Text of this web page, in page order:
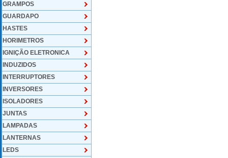
GRAMPOS
GUARDAPO
HASTES
HORIMETROS
IGNIÇÃO ELETRONICA
INDUZIDOS
INTERRUPTORES
INVERSORES
ISOLADORES
JUNTAS
LAMPADAS
LANTERNAS
LEDS